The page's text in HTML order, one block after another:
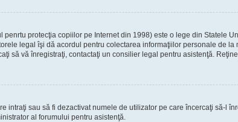
penrtu protecţia copiilor pe Internet din 1998) este o lege din Statele
legal îşi dă acordul pentru colectarea informaţiilor personale de
să vă înregistraţi, contactaţi un consilier legal pentru asistenţă.
intraţi sau să fi dezactivat numele de utilizator pe care încercaţi să-l
al forumului pentru asistenţă.